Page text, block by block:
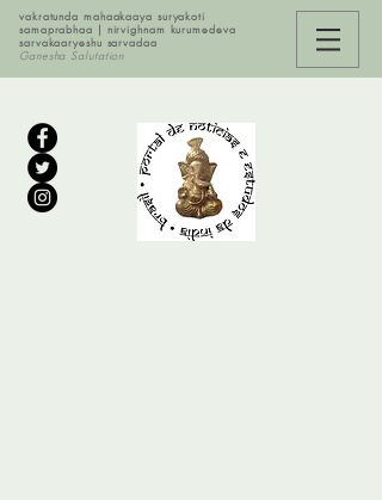
vakratunda mahaakaaya suryakoti
samaprabhaa | nirvighnam kurumedeva
sarvakaaryeshu sarvadaa
Ganesha Salutation